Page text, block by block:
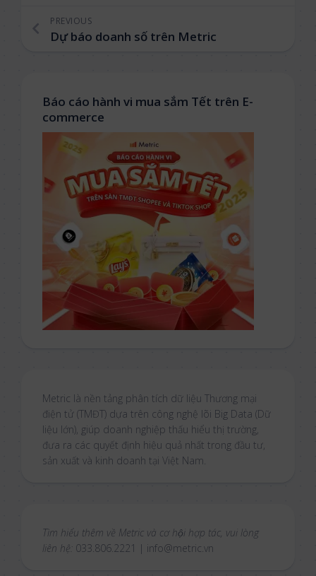
PREVIOUS
Dự báo doanh số trên Metric
Báo cáo hành vi mua sắm Tết trên E-
commerce
Metric là nền tảng phân tích dữ liệu Thương mại
điện tử (TMĐT) dựa trên công nghệ lõi Big Data (Dữ
liệu lớn), giúp doanh nghiệp thấu hiểu thị trường,
đưa ra các quyết định hiệu quả nhất trong đầu tư,
sản xuất và kinh doanh tại Việt Nam.
Tìm hiểu thêm về Metric và cơ hội hợp tác, vui lòng
liên hệ: 033.806.2221 | info@metric.vn